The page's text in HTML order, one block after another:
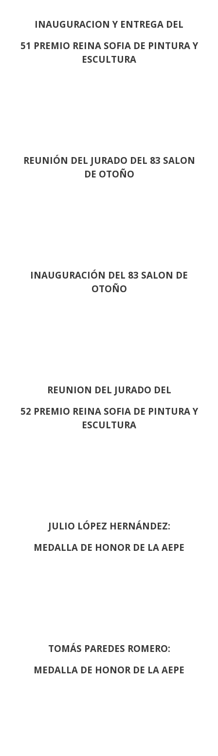
INAUGURACION Y ENTREGA DEL
51 PREMIO REINA SOFIA DE PINTURA Y
ESCULTURA
REUNIÓN DEL JURADO DEL 83 SALON
DE OTOÑO
INAUGURACIÓN DEL 83 SALON DE
OTOÑO
REUNION DEL JURADO DEL
52 PREMIO REINA SOFIA DE PINTURA Y
ESCULTURA
JULIO LÓPEZ HERNÁNDEZ:
MEDALLA DE HONOR DE LA AEPE
TOMÁS PAREDES ROMERO:
MEDALLA DE HONOR DE LA AEPE